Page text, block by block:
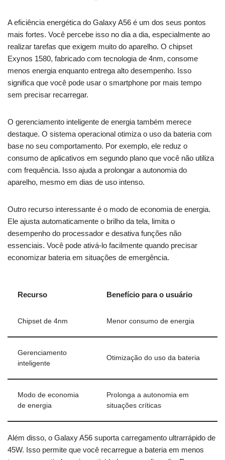
A eficiência energética do Galaxy A56 é um dos seus pontos
mais fortes. Você percebe isso no dia a dia, especialmente ao
realizar tarefas que exigem muito do aparelho. O chipset
Exynos 1580, fabricado com tecnologia de 4nm, consome
menos energia enquanto entrega alto desempenho. Isso
significa que você pode usar o smartphone por mais tempo
sem precisar recarregar.
O gerenciamento inteligente de energia também merece
destaque. O sistema operacional otimiza o uso da bateria com
base no seu comportamento. Por exemplo, ele reduz o
consumo de aplicativos em segundo plano que você não utiliza
com frequência. Isso ajuda a prolongar a autonomia do
aparelho, mesmo em dias de uso intenso.
Outro recurso interessante é o modo de economia de energia.
Ele ajusta automaticamente o brilho da tela, limita o
desempenho do processador e desativa funções não
essenciais. Você pode ativá-lo facilmente quando precisar
economizar bateria em situações de emergência.
Recurso Benefício para o usuário
Chipset de 4nm Menor consumo de energia
Gerenciamento
inteligente
Otimização do uso da bateria
Modo de economia
de energia
Prolonga a autonomia em
situações críticas
Além disso, o Galaxy A56 suporta carregamento ultrarrápido de
45W. Isso permite que você recarregue a bateria em menos